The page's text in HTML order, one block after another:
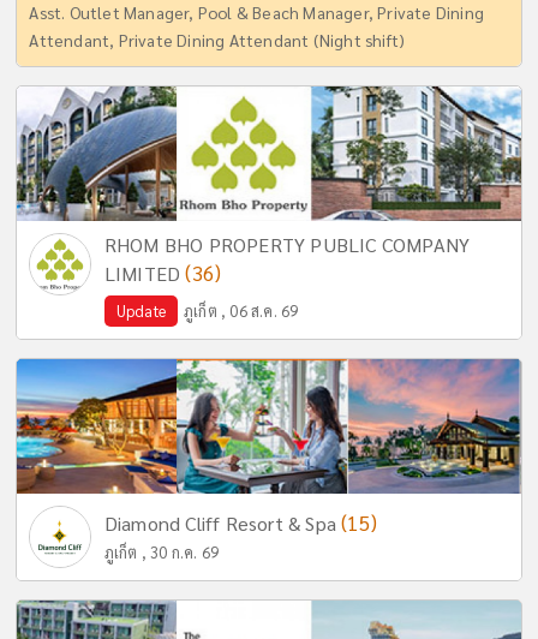
Asst. Outlet Manager, Pool & Beach Manager, Private Dining
Attendant, Private Dining Attendant (Night shift)
RHOM BHO PROPERTY PUBLIC COMPANY
LIMITED(36)
Update ภูเก็ต , 06 ส.ค. 69
Diamond Cliff Resort & Spa(15)
ภูเก็ต , 30 ก.ค. 69